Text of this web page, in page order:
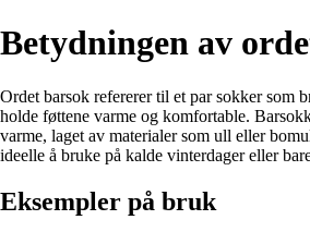
Betydningen av
Ordet barsok refererer til et par sokker som
holde føttene varme og komfortable.
varme, laget av materialer som ull eller
ideelle å bruke på kalde vinterdager eller
Eksempler på bruk